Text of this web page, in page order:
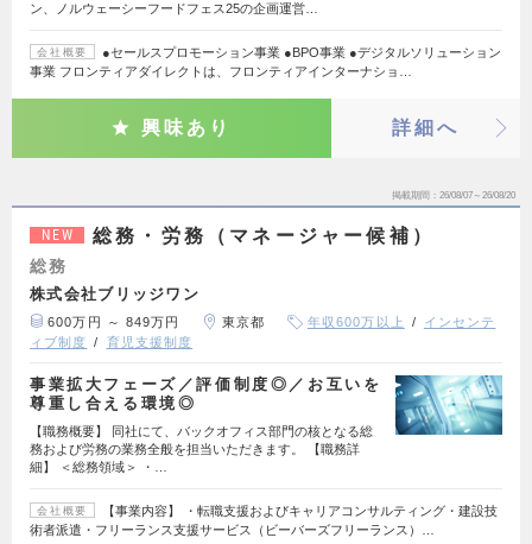
ン、ノルウェーシーフードフェス25の企画運営…
会社概要
●セールスプロモーション事業 ●BPO事業 ●デジタルソリューション
事業 フロンティアダイレクトは、フロンティアインターナショ…
興味あり 詳細へ
掲載期間 26/08/07～26/08/20
NEW 総務・労務（マネージャー候補）
総務
株式会社ブリッジワン
600万円 ～ 849万円 東京都 年収600万以上
インセンテ
ィブ制度
育児支援制度
事業拡大フェーズ／評価制度◎／お互いを
尊重し合える環境◎
【職務概要】 同社にて、バックオフィス部門の核となる総
務および労務の業務全般を担当いただきます。 【職務詳
細】 ＜総務領域＞ ・…
会社概要
【事業内容】 ・転職支援およびキャリアコンサルティング・建設技
術者派遣・フリーランス支援サービス（ビーバーズフリーランス）…